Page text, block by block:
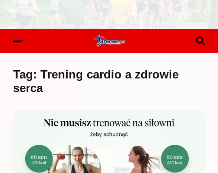
Tag: Trening cardio a zdrowie
serca